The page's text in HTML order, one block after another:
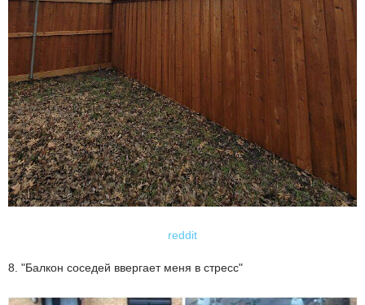
reddit
8. "Балкон соседей ввергает меня в стресс"